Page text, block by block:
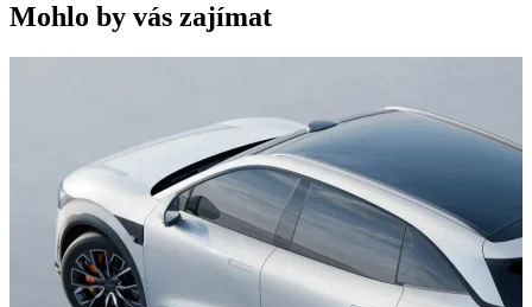
Mohlo by vás zajímat